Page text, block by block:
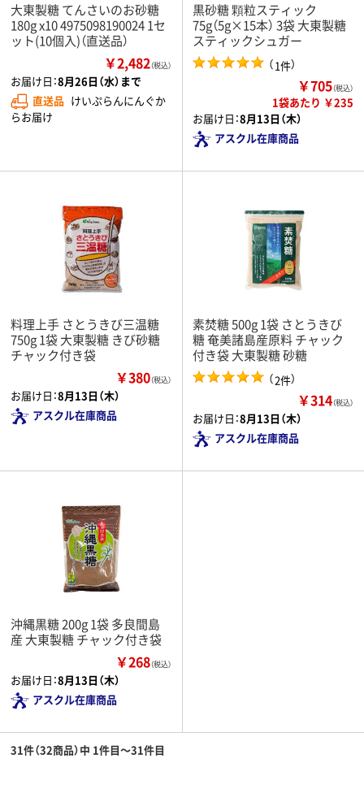
大東製糖 てんさいのお砂糖
180g x10 4975098190024 1セ
ット(10個入)（直送品）
￥2,482（税込）
お届け日：8月26日（水）まで
直送品 けいぷらんにんぐか
らお届け
黒砂糖 顆粒スティック
75g（5g×15本） 3袋 大東製糖
スティックシュガー
（1件）
￥705（税込）
1袋あたり ￥235
お届け日：8月13日（木）
アスクル在庫商品
料理上手 さとうきび三温糖
750g 1袋 大東製糖 きび砂糖
チャック付き袋
￥380（税込）
お届け日：8月13日（木）
アスクル在庫商品
素焚糖 500g 1袋 さとうきび
糖 奄美諸島産原料 チャック
付き袋 大東製糖 砂糖
（2件）
￥314（税込）
お届け日：8月13日（木）
アスクル在庫商品
沖縄黒糖 200g 1袋 多良間島
産 大東製糖 チャック付き袋
￥268（税込）
お届け日：8月13日（木）
アスクル在庫商品
31件（32商品）中 1件目～31件目